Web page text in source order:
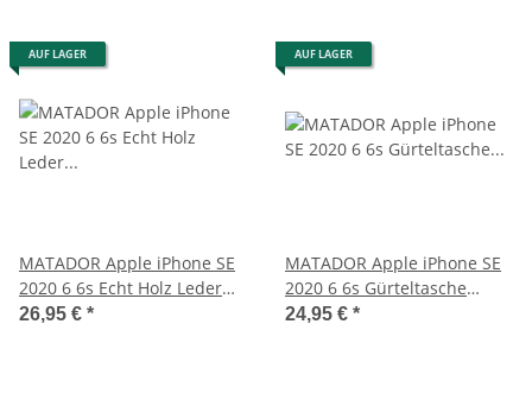
AUF LAGER
MATADOR Apple iPhone SE
2020 6 6s Echt Holz Leder
Handytasche Vertikal
26,95 € *
AUF LAGER
MATADOR Apple iPhone SE
2020 6 6s Gürteltasche
Vertikal Schwarz
24,95 € *